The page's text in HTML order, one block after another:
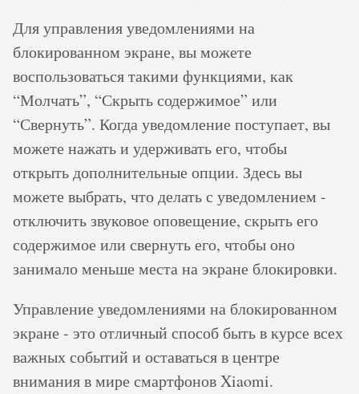
Для управления уведомлениями на
блокированном экране, вы можете
воспользоваться такими функциями, как
“Молчать”, “Скрыть содержимое” или
“Свернуть”. Когда уведомление поступает, вы
можете нажать и удерживать его, чтобы
открыть дополнительные опции. Здесь вы
можете выбрать, что делать с уведомлением -
отключить звуковое оповещение, скрыть его
содержимое или свернуть его, чтобы оно
занимало меньше места на экране блокировки.
Управление уведомлениями на блокированном
экране - это отличный способ быть в курсе всех
важных событий и оставаться в центре
внимания в мире смартфонов Xiaomi.